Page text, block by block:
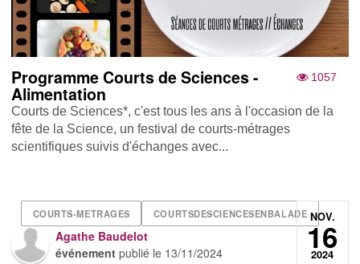
1057
Programme Courts de Sciences -
Alimentation
Courts de Sciences*, c'est tous les ans à l'occasion de la
fête de la Science, un festival de courts-métrages
scientifiques suivis d'échanges avec...
COURTS-METRAGES COURTSDESCIENCESENBALADE
Agathe Baudelot
événement publié le 13/11/2024
NOV.
16
2024